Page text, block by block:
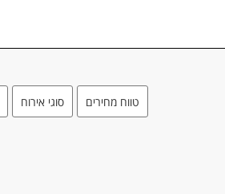
טווח מחירים סוגי אירוח